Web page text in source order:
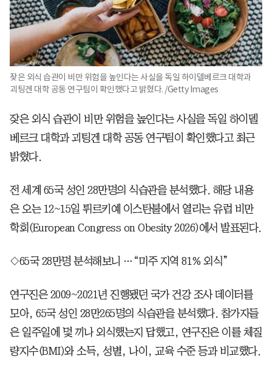
잦은 외식 습관이 비만 위험을 높인다는 사실을 독일 하이델베르크 대학과
괴팅겐 대학 공동 연구팀이 확인했다고 밝혔다. /Getty Images
잦은 외식 습관이 비만 위험을 높인다는 사실을 독일 하이델
베르크 대학과 괴팅겐 대학 공동 연구팀이 확인했다고 최근
밝혔다.
전 세계 65국 성인 28만명의 식습관을 분석했다. 해당 내용
은 오는 12~15일 튀르키예 이스탄불에서 열리는 유럽 비만
학회(European Congress on Obesity 2026)에서 발표된다.
◇65국 28만명 분석해보니 …“미주 지역 81% 외식”
연구진은 2009~2021년 진행됐던 국가 건강 조사 데이터를
모아, 65국 성인 28만265명의 식습관을 분석했다. 참가자들
은 일주일에 몇 끼나 외식했는지 답했고, 연구진은 이를 체질
량지수(BMI)와 소득, 성별, 나이, 교육 수준 등과 비교했다.